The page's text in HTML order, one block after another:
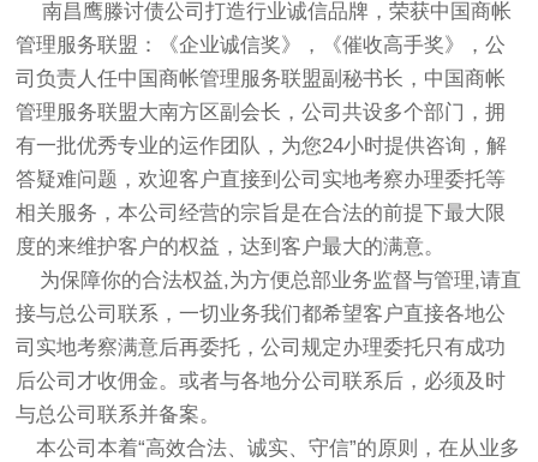
南昌鹰滕讨债公司打造行业诚信品牌，荣获中国商帐
管理服务联盟：《企业诚信奖》，《催收高手奖》，公
司负责人任中国商帐管理服务联盟副秘书长，中国商帐
管理服务联盟大南方区副会长，公司共设多个部门，拥
有一批优秀专业的运作团队，为您24小时提供咨询，解
答疑难问题，欢迎客户直接到公司实地考察办理委托等
相关服务，本公司经营的宗旨是在合法的前提下最大限
度的来维护客户的权益，达到客户最大的满意。
为保障你的合法权益,为方便总部业务监督与管理,请直
接与总公司联系，一切业务我们都希望客户直接各地公
司实地考察满意后再委托，公司规定办理委托只有成功
后公司才收佣金。或者与各地分公司联系后，必须及时
与总公司联系并备案。
本公司本着“高效合法、诚实、守信”的原则，在从业多